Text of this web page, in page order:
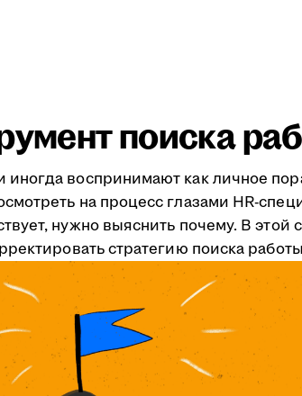
поиска
иногда воспринимают как личное
на процесс глазами HR-
нужно выяснить почему. В этой
стратегию поиска